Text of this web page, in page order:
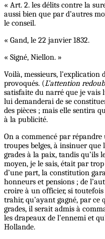
« Art. 2. les délits contre la
aussi bien que par d’autres
le conseil.
« Gand, le 22 janvier 1832.
« Signé, Niellon. »
Voilà, messieurs, l’explication
provoqués. (L’attention
satisfaite du narré que je vais
lui demanderai de se
des pièces ; mais elle sentira
à la publicité.
On a commencé par
troupes belges, à insinuer
grades à la paix, tandis qu’ils
moyen, je le sais, était par
d’une part, la constitution
honneurs et pensions ; de
croire à un officier, si
trahir, qu’ayant gagné, par ce
grades, il serait admis à
les drapeaux de l’ennemi et
Hollande.